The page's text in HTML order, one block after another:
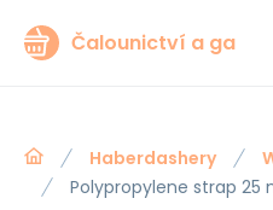
Čalounictví a ga
Haberdashery
Polypropylene strap